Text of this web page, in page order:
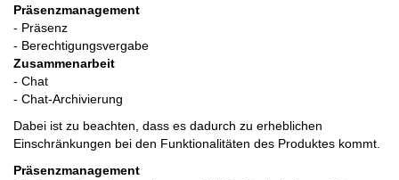
Präsenzmanagement
- Präsenz
- Berechtigungsvergabe
Zusammenarbeit
- Chat
- Chat-Archivierung
Dabei ist zu beachten, dass es dadurch zu erheblichen
Einschränkungen bei den Funktionalitäten des Produktes kommt.
Präsenzmanagement